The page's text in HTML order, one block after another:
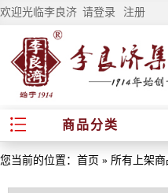
欢迎光临李良济 请登录 注册
商品分类
您当前的位置： 首页 » 所有上架商